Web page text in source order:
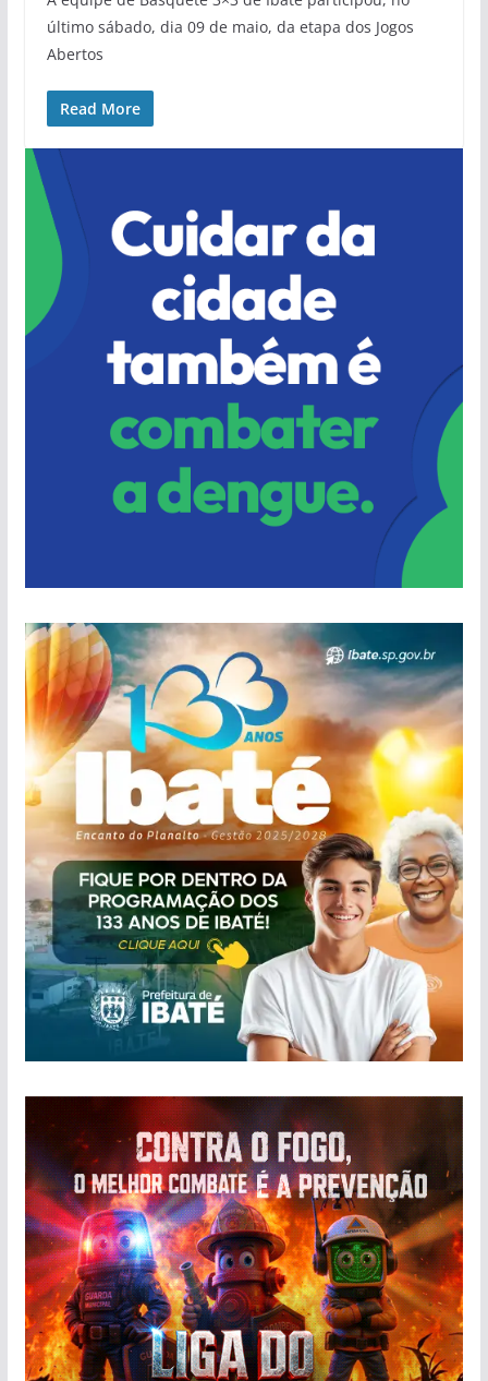
último sábado, dia 09 de maio, da etapa dos Jogos
Abertos
Read More